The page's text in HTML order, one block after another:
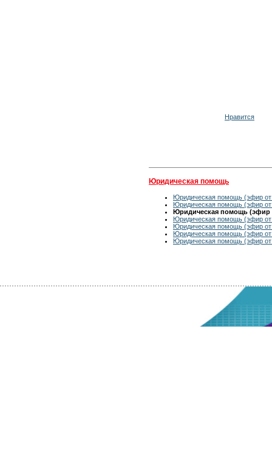
Нравится
Юридическая помощь
Юридическая помощь (эфир от
Юридическая помощь (эфир от
Юридическая помощь (эфир
Юридическая помощь (эфир от
Юридическая помощь (эфир от
Юридическая помощь (эфир от
Юридическая помощь (эфир от